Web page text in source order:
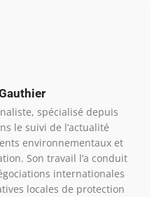
spécialisé depuis
le suivi de l’actualité
environnementaux et
Son travail l’a conduit
internationales
locales de protection